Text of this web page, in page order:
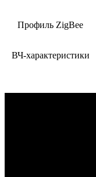
Профиль ZigBee
ВЧ-характеристики